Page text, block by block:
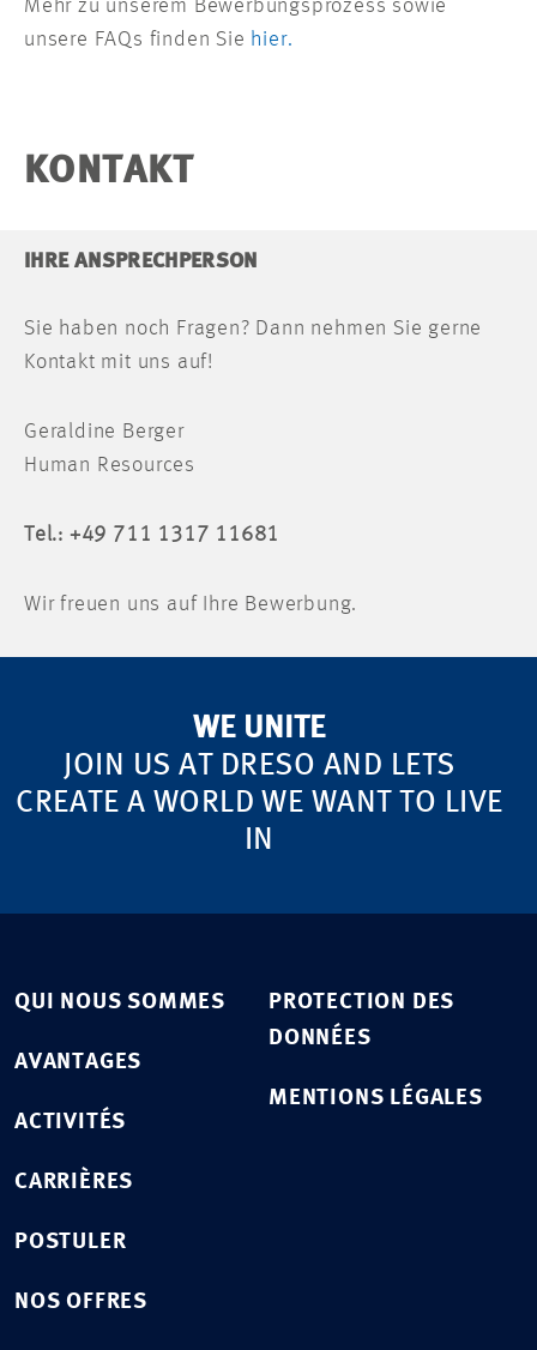
Mehr zu unserem Bewerbungsprozess sowie
unsere FAQs finden Sie hier.
KONTAKT
IHRE ANSPRECHPERSON
Sie haben noch Fragen? Dann nehmen Sie gerne
Kontakt mit uns auf!
Geraldine Berger
Human Resources
Tel.: +49 711 1317 11681
Wir freuen uns auf Ihre Bewerbung.
WE UNITE
JOIN US AT DRESO AND LETS
CREATE A WORLD WE WANT TO LIVE
IN
QUI NOUS SOMMES
AVANTAGES
ACTIVITÉS
CARRIÈRES
POSTULER
NOS OFFRES
PROTECTION DES
DONNÉES
MENTIONS LÉGALES